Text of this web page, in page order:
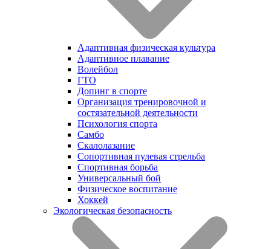
Адаптивная физическая культура
Адаптивное плавание
Волейбол
ГТО
Допинг в спорте
Организация тренировочной и
состязательной деятельности
Психология спорта
Самбо
Скалолазание
Сопортивная пулевая стрельба
Спортивная борьба
Универсальный бой
Физическое воспитание
Хоккей
Экологическая безопасность